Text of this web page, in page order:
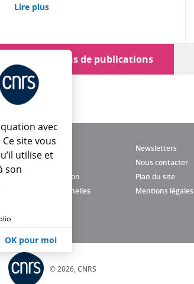
Lire plus
Voir plus de publications
Newsletters
Nous contacter
Charte d'utilisation
Plan du site
Données personnelles
Mentions légales
© 2026, CNRS
avec
site vous
utilise et
son
OK pour moi
vos Options